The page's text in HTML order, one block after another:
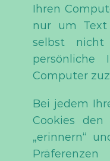
Ihren
nur um Text
selbst
persönliche
Computer
Bei jedem
Cookies
„erinnern“